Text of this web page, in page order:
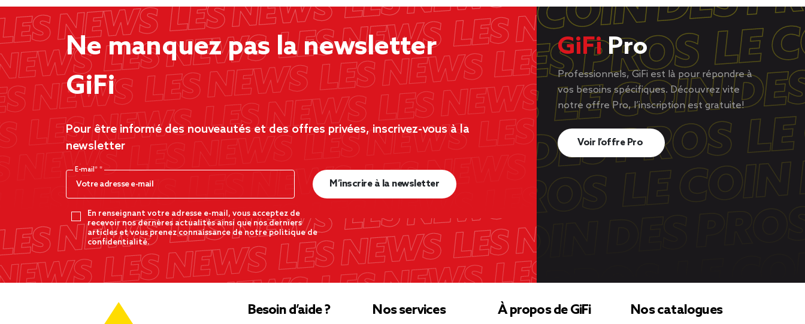
Ne manquez pas la newsletter
GiFi
Pour être informé des nouveautés et des offres privées, inscrivez-vous à la
newsletter
E-mail*
En renseignant votre adresse e-mail, vous acceptez de
recevoir nos dernères actualités ainsi que nos derniers
articles et vous prenez connaissance de notre politique de
confidentialité.
M’inscrire à la newsletter
GiFiPro
Professionnels, GiFi est là pour répondre à
vos besoins spécifiques. Découvrez vite
notre offre Pro, l’inscription est gratuite!
Voir l’offre Pro
Besoin d’aide ? Nos services À propos de GiFi Nos catalogues